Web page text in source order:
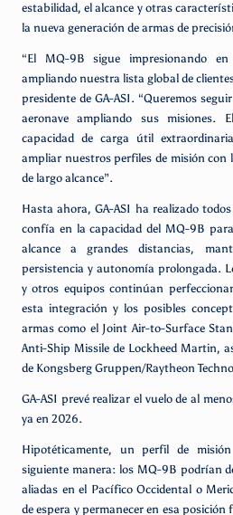
estabilidad, el alcance y otras
la nueva generación de armas de
“El MQ-9B sigue impresionando
ampliando nuestra lista global de
presidente de GA-ASI. “Queremos
aeronave ampliando sus misiones.
capacidad de carga útil
ampliar nuestros perfiles de misión con
de largo alcance”.
Hasta ahora, GA-ASI ha realizado
confía en la capacidad del MQ-9B
alcance a grandes distancias,
persistencia y autonomía prolongada.
y otros equipos continúan
esta integración y los posibles
armas como el Joint Air-to-Surface
Anti-Ship Missile de Lockheed Martin,
de Kongsberg Gruppen/Raytheon
GA-ASI prevé realizar el vuelo de al
ya en 2026.
Hipotéticamente, un perfil de
siguiente manera: los MQ-9B podrían
aliadas en el Pacífico Occidental o
de espera y permanecer en esa posición